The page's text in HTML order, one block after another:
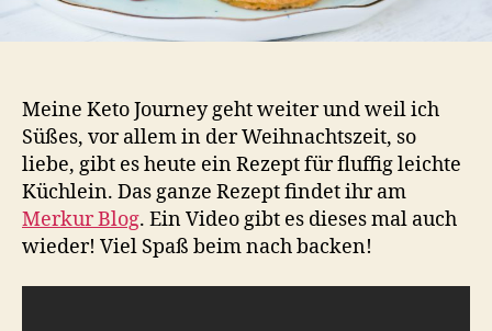
Meine Keto Journey geht weiter und weil ich
Süßes, vor allem in der Weihnachtszeit, so
liebe, gibt es heute ein Rezept für fluffig leichte
Küchlein. Das ganze Rezept findet ihr am
Merkur Blog. Ein Video gibt es dieses mal auch
wieder! Viel Spaß beim nach backen!